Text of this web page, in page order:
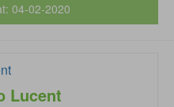
04-02-2020
Lucent